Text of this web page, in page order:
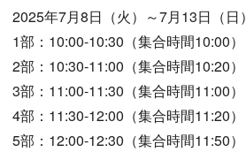
2025年7月8日（火）～7月13日（日）
1部：10:00-10:30（集合時間10:00）
2部：10:30-11:00（集合時間10:20）
3部：11:00-11:30（集合時間11:00）
4部：11:30-12:00（集合時間11:20）
5部：12:00-12:30（集合時間11:50）